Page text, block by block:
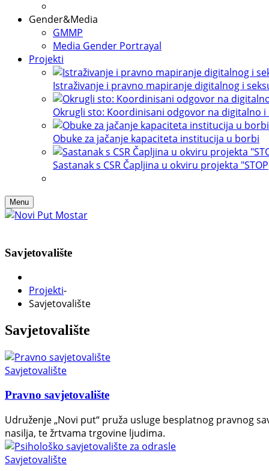
Gender&Media
GMMP
Media Gender Portrayal
Projekti
Istraživanje i pravno mapiranje digitalnog i
Okrugli sto: Koordinisani odgovor na digitalno i
Obuke za jačanje kapaciteta institucija u borbi
Sastanak s CSR Čapljina u okviru projekta "STOP
Menu
Savjetovalište
Projekti-
Savjetovalište
Savjetovalište
Savjetovalište
Pravno savjetovalište
Udruženje „Novi put“ pruža usluge besplatnog pravnog
nasilja, te žrtvama trgovine ljudima.
Savjetovalište